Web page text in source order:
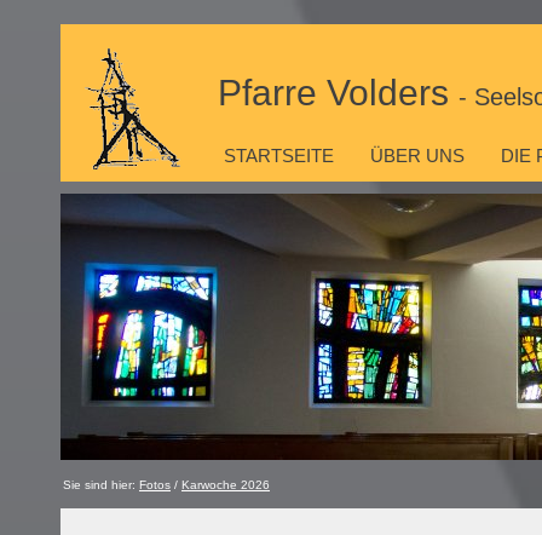
Pfarre Volders -
STARTSEITE ÜBER UNS DIE
Sie sind hier: Fotos / Karwoche 2026